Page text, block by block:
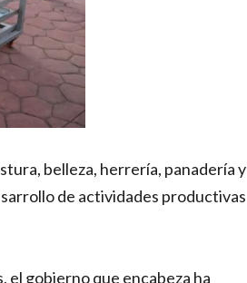
belleza, herrería, panadería y
de actividades productivas
el gobierno que encabeza ha